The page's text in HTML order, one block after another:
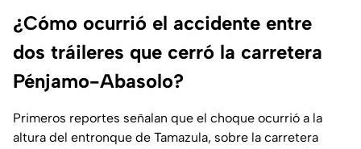
¿Cómo ocurrió el accidente entre
dos tráileres que cerró la carretera
Pénjamo-Abasolo?
Primeros reportes señalan que el choque ocurrió a la
altura del entronque de Tamazula, sobre la carretera